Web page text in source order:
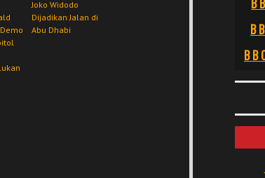
Joko Widodo
Dijadikan Jalan di
Abu Dhabi